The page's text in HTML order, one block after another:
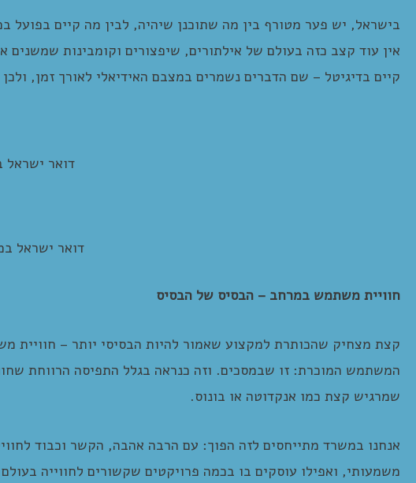
בישראל, יש פער מטורף בין מה שתוכנן שיהיה, לבין מה קיים בפועל
אין עוד קצב כזה בעולם של אילתורים, שיפצורים וקומבינות
קיים בדיגיטל – שם הדברים נשמרים במצבם האידיאלי לאורך זמן,
דואר ישראל
דואר ישראל
חוויית משתמש במרחב – הבסיס של הבסיס
קצת מצחיק שהכותרת למקצוע שאמור להיות הבסיסי יותר – חוויית
המשתמש המוכרת: זו שבמסכים. וזה כנראה בגלל התפיסה הרווחת
שמרגיש קצת כמו אנקדוטה או בונוס.
אנחנו במשרד מתייחסים לזה הפוך: עם הרבה אהבה, הקשר וכבוד
משמעותי, ואפילו עוסקים בו בכמה פרויקטים שקשורים לחווייה